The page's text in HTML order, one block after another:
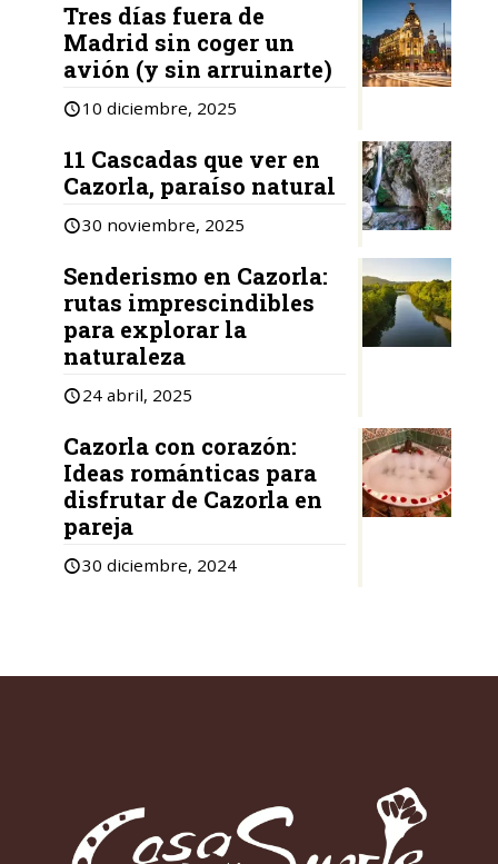
Tres días fuera de
Madrid sin coger un
avión (y sin arruinarte)
10 diciembre, 2025
11 Cascadas que ver en
Cazorla, paraíso natural
30 noviembre, 2025
Senderismo en Cazorla:
rutas imprescindibles
para explorar la
naturaleza
24 abril, 2025
Cazorla con corazón:
Ideas románticas para
disfrutar de Cazorla en
pareja
30 diciembre, 2024